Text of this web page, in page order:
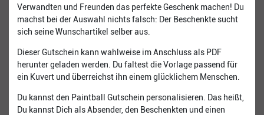
Verwandten und Freunden das perfekte Geschenk machen! Du
machst bei der Auswahl nichts falsch: Der Beschenkte sucht
sich seine Wunschartikel selber aus.
Dieser Gutschein kann wahlweise im Anschluss als PDF
herunter geladen werden. Du faltest die Vorlage passend für
ein Kuvert und überreichst ihn einem glücklichem Menschen.
Du kannst den Paintball Gutschein personalisieren. Das heißt,
Du kannst Dich als Absender, den Beschenkten und einen